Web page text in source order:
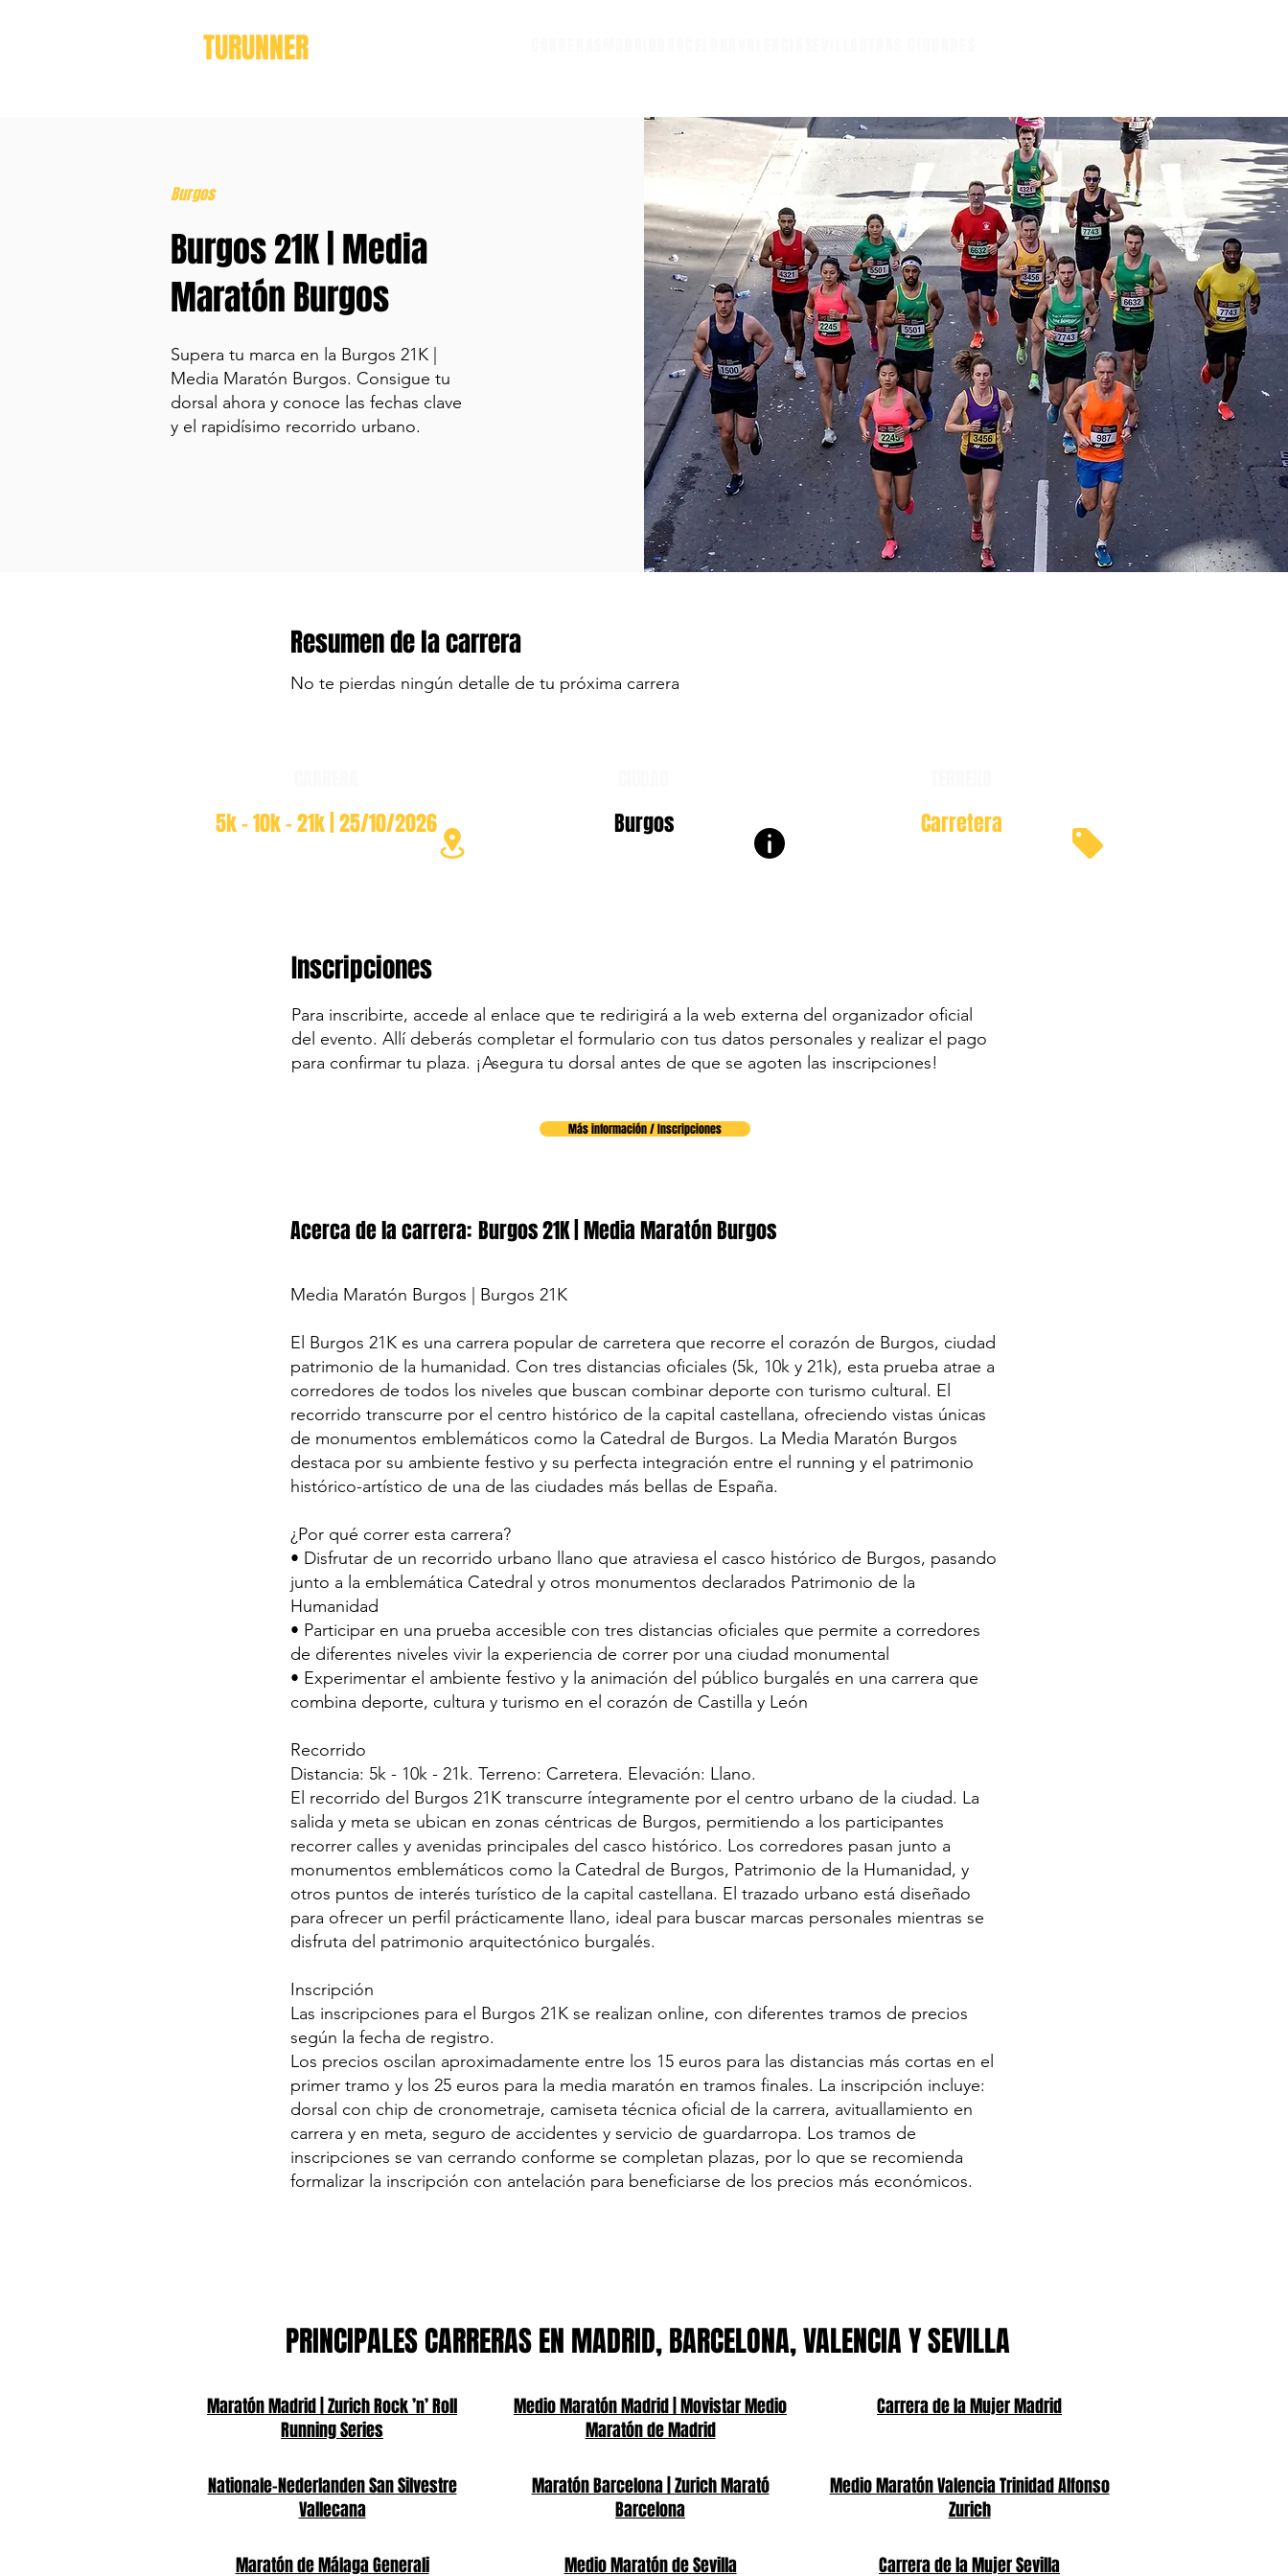
TURUNNER
Burgos
Burgos 21K | Media
Maratón Burgos
Supera tu marca en la Burgos 21K |
Media Maratón Burgos. Consigue tu
dorsal ahora y conoce las fechas clave
y el rapidísimo recorrido urbano.
Resumen de la carrera
No te pierdas ningún detalle de tu próxima carrera
5k - 10k - 21k | 25/10/2026 Burgos Carretera
Inscripciones
Para inscribirte, accede al enlace que te redirigirá a la web externa del organizador oficial
del evento. Allí deberás completar el formulario con tus datos personales y realizar el pago
para confirmar tu plaza. ¡Asegura tu dorsal antes de que se agoten las inscripciones!
Más información / Inscripciones
Acerca de la carrera: Burgos 21K | Media Maratón Burgos
Media Maratón Burgos | Burgos 21K
El Burgos 21K es una carrera popular de carretera que recorre el corazón de Burgos, ciudad
patrimonio de la humanidad. Con tres distancias oficiales (5k, 10k y 21k), esta prueba atrae a
corredores de todos los niveles que buscan combinar deporte con turismo cultural. El
recorrido transcurre por el centro histórico de la capital castellana, ofreciendo vistas únicas
de monumentos emblemáticos como la Catedral de Burgos. La Media Maratón Burgos
destaca por su ambiente festivo y su perfecta integración entre el running y el patrimonio
histórico-artístico de una de las ciudades más bellas de España.
¿Por qué correr esta carrera?
• Disfrutar de un recorrido urbano llano que atraviesa el casco histórico de Burgos, pasando
junto a la emblemática Catedral y otros monumentos declarados Patrimonio de la
Humanidad
• Participar en una prueba accesible con tres distancias oficiales que permite a corredores
de diferentes niveles vivir la experiencia de correr por una ciudad monumental
• Experimentar el ambiente festivo y la animación del público burgalés en una carrera que
combina deporte, cultura y turismo en el corazón de Castilla y León
Recorrido
Distancia: 5k - 10k - 21k. Terreno: Carretera. Elevación: Llano.
El recorrido del Burgos 21K transcurre íntegramente por el centro urbano de la ciudad. La
salida y meta se ubican en zonas céntricas de Burgos, permitiendo a los participantes
recorrer calles y avenidas principales del casco histórico. Los corredores pasan junto a
monumentos emblemáticos como la Catedral de Burgos, Patrimonio de la Humanidad, y
otros puntos de interés turístico de la capital castellana. El trazado urbano está diseñado
para ofrecer un perfil prácticamente llano, ideal para buscar marcas personales mientras se
disfruta del patrimonio arquitectónico burgalés.
Inscripción
Las inscripciones para el Burgos 21K se realizan online, con diferentes tramos de precios
según la fecha de registro.
Los precios oscilan aproximadamente entre los 15 euros para las distancias más cortas en el
primer tramo y los 25 euros para la media maratón en tramos finales. La inscripción incluye:
dorsal con chip de cronometraje, camiseta técnica oficial de la carrera, avituallamiento en
carrera y en meta, seguro de accidentes y servicio de guardarropa. Los tramos de
inscripciones se van cerrando conforme se completan plazas, por lo que se recomienda
formalizar la inscripción con antelación para beneficiarse de los precios más económicos.
PRINCIPALES CARRERAS EN MADRID, BARCELONA, VALENCIA Y SEVILLA
Maratón Madrid | Zurich Rock ’n’ Roll
Running Series
Medio Maratón Madrid | Movistar Medio
Maratón de Madrid
Carrera de la Mujer Madrid
Nationale-Nederlanden San Silvestre
Vallecana
Maratón Barcelona | Zurich Marató
Barcelona
Medio Maratón Valencia Trinidad Alfonso
Zurich
Maratón de Málaga Generali Medio Maratón de Sevilla Carrera de la Mujer Sevilla